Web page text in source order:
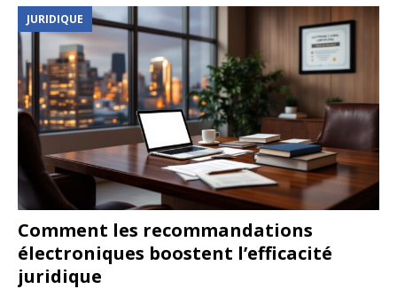
JURIDIQUE
Comment les recommandations
électroniques boostent l’efficacité
juridique